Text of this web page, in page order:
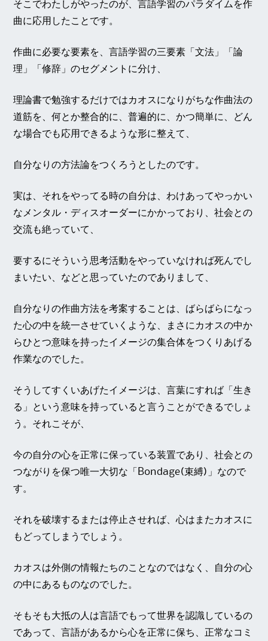
そこでわたしがやったのが、言語学習のパラダイムを作
曲に応用したことです。
作曲に必要な要素を、言語学習の三要素「文法」「論
理」「修辞」のセグメントに分け、
理論書で勉強するだけではカオスになりがちな作曲法の
道筋を、何とか整合的に、普遍的に、かつ簡単に、どん
な場合でも応用できるような形に整えて、
自分なりの方法論をつくろうとしたのです。
実は、それをやってる時の自分は、わけあってやっかい
なメンタル・ディスオーダーにかかっており、社会との
交流も絶っていて、
要するにそういう思考活動をやっていなければ死んでし
まいたい、などと思っていたのでありまして、
自分なりの作曲方法を考案することは、ばらばらになっ
た心の中を統一させていくような、まさにカオスの中か
らひとつ意味を持ったイメージの集合体をつくりあげる
作業なのでした。
そうしてすくいあげたイメージは、言葉にすれば「生き
る」という意味を持っていると言うことができるでしょ
う。それこそが、
今の自分の心を正常に保っている装置であり、社会との
つながりを保つ唯一大切な「Bondage(束縛)」なので
す。
それを破壊するまたは停止させれば、心はまたカオスに
もどってしまうでしょう。
カオスは外側の情報たちのことなのではなく、自分の心
の中にあるものなのでした。
そもそも大抵の人は言語でもって世界を認識しているの
であって、言語があるから心を正常に保ち、正常なコミ